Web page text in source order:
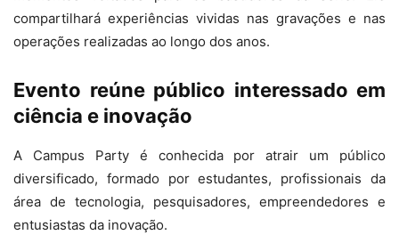
compartilhará experiências vividas nas gravações e nas
operações realizadas ao longo dos anos.
Evento reúne público interessado em
ciência e inovação
A Campus Party é conhecida por atrair um público
diversificado, formado por estudantes, profissionais da
área de tecnologia, pesquisadores, empreendedores e
entusiastas da inovação.